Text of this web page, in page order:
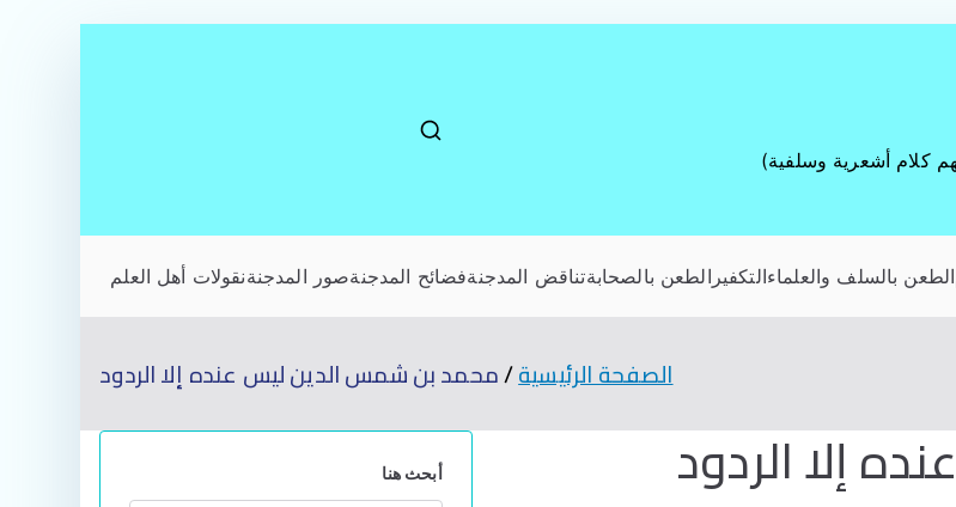
كلام أشعرية وسلفية)
الطعن بالسلف والعلماءالتكفير الطعن بالصحابةتناقض المدجنةفضائح المدجنةصور المدجنةنقولات أهل العلم
الصفحة الرئيسية محمد بن شمس الدين ليس عنده إلا الردود
إلا الردود أبحث هنا